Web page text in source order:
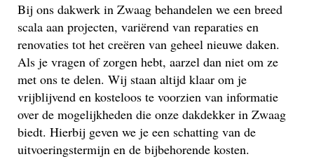
Bij ons dakwerk in Zwaag behandelen we een breed
scala aan projecten, variërend van reparaties en
renovaties tot het creëren van geheel nieuwe daken.
Als je vragen of zorgen hebt, aarzel dan niet om ze
met ons te delen. Wij staan altijd klaar om je
vrijblijvend en kosteloos te voorzien van informatie
over de mogelijkheden die onze dakdekker in Zwaag
biedt. Hierbij geven we je een schatting van de
uitvoeringstermijn en de bijbehorende kosten.